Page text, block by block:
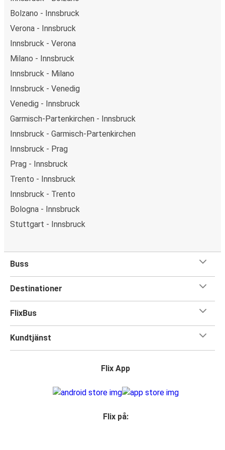
Bolzano - Innsbruck
Verona - Innsbruck
Innsbruck - Verona
Milano - Innsbruck
Innsbruck - Milano
Innsbruck - Venedig
Venedig - Innsbruck
Garmisch-Partenkirchen - Innsbruck
Innsbruck - Garmisch-Partenkirchen
Innsbruck - Prag
Prag - Innsbruck
Trento - Innsbruck
Innsbruck - Trento
Bologna - Innsbruck
Stuttgart - Innsbruck
Buss
Destinationer
FlixBus
Kundtjänst
Flix App
Flix på: